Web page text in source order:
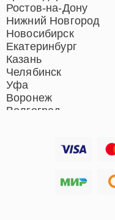
Ростов-на-Дону
Нижний Новгород
Новосибирск
Екатеринбург
Казань
Челябинск
Уфа
Воронеж
Волгоград
Хабаровск
Ремонт вертикальных
пылесосов